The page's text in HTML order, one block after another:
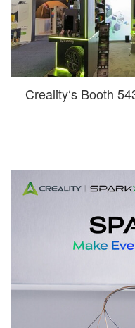
Creality‘s Booth